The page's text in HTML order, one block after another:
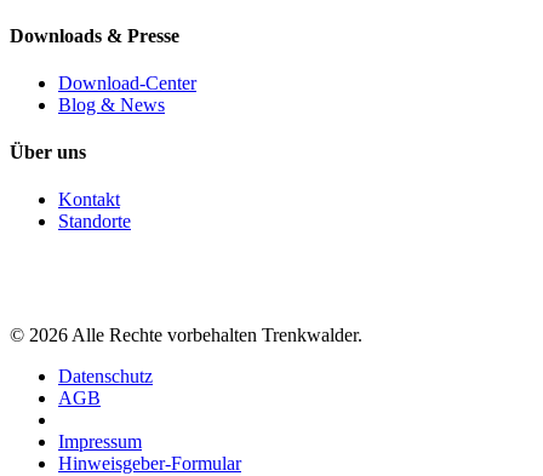
Downloads & Presse
Download-Center
Blog & News
Über uns
Kontakt
Standorte
© 2026 Alle Rechte vorbehalten Trenkwalder.
Datenschutz
AGB
Impressum
Hinweisgeber-Formular